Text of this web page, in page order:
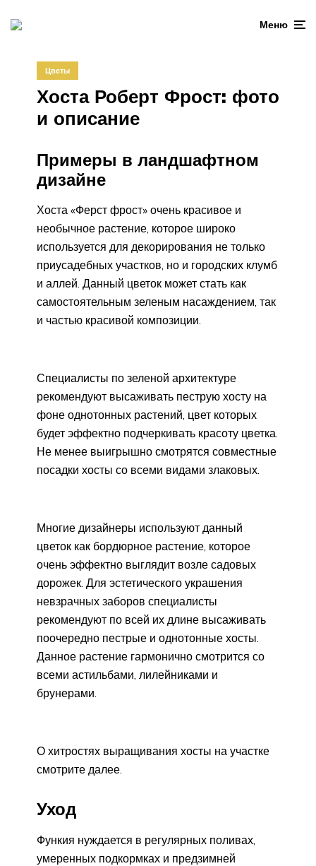
Меню
Цветы
Хоста Роберт Фрост: фото
и описание
Примеры в ландшафтном
дизайне
Хоста «Ферст фрост» очень красивое и
необычное растение, которое широко
используется для декорирования не только
приусадебных участков, но и городских клумб
и аллей. Данный цветок может стать как
самостоятельным зеленым насаждением, так
и частью красивой композиции.
Специалисты по зеленой архитектуре
рекомендуют высаживать пеструю хосту на
фоне однотонных растений, цвет которых
будет эффектно подчеркивать красоту цветка.
Не менее выигрышно смотрятся совместные
посадки хосты со всеми видами злаковых.
Многие дизайнеры используют данный
цветок как бордюрное растение, которое
очень эффектно выглядит возле садовых
дорожек. Для эстетического украшения
невзрачных заборов специалисты
рекомендуют по всей их длине высаживать
поочередно пестрые и однотонные хосты.
Данное растение гармонично смотрится со
всеми астильбами, лилейниками и
брунерами.
О хитростях выращивания хосты на участке
смотрите далее.
Уход
Функия нуждается в регулярных поливах,
умеренных подкормках и предзимней